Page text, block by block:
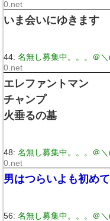
0.net
いま会いにゆきます
44: 名無し募集中。。。＠
0.net
エレファントマン
チャンプ
火垂るの墓
48: 名無し募集中。。。＠
0.net
男はつらいよも初め
56: 名無し募集中。。。＠